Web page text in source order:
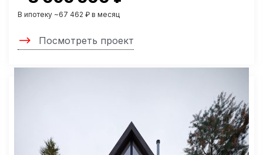
В ипотеку ~67 462 ₽ в месяц
Посмотреть проект